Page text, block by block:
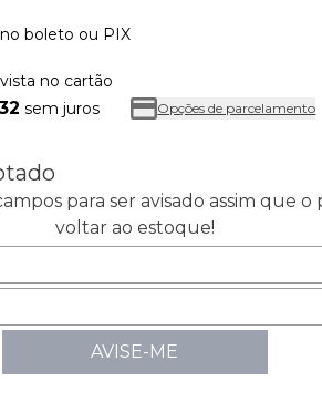
no boleto ou PIX
no cartão
sem juros Opções de parcelamento
para ser avisado assim que
voltar ao estoque!
AVISE-ME